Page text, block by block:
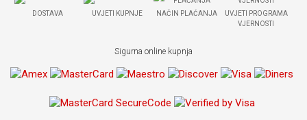
DOSTAVA UVJETI KUPNJE NAČIN PLAĆANJA
UVJETI PROGRAMA
VJERNOSTI
Sigurna online kupnja